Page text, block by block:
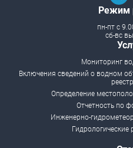
Режим
пн-пт с
сб-вс
Мониторинг
Включения сведений о водном
Определение
Отчетность по
Инженерно-